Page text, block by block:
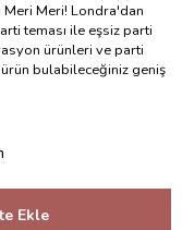
Meri! Londra'dan
teması ile eşsiz parti
ürünleri ve parti
ürün bulabileceğiniz geniş